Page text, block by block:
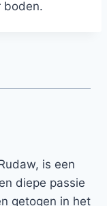
boden.
is een
diepe passie
getogen in het